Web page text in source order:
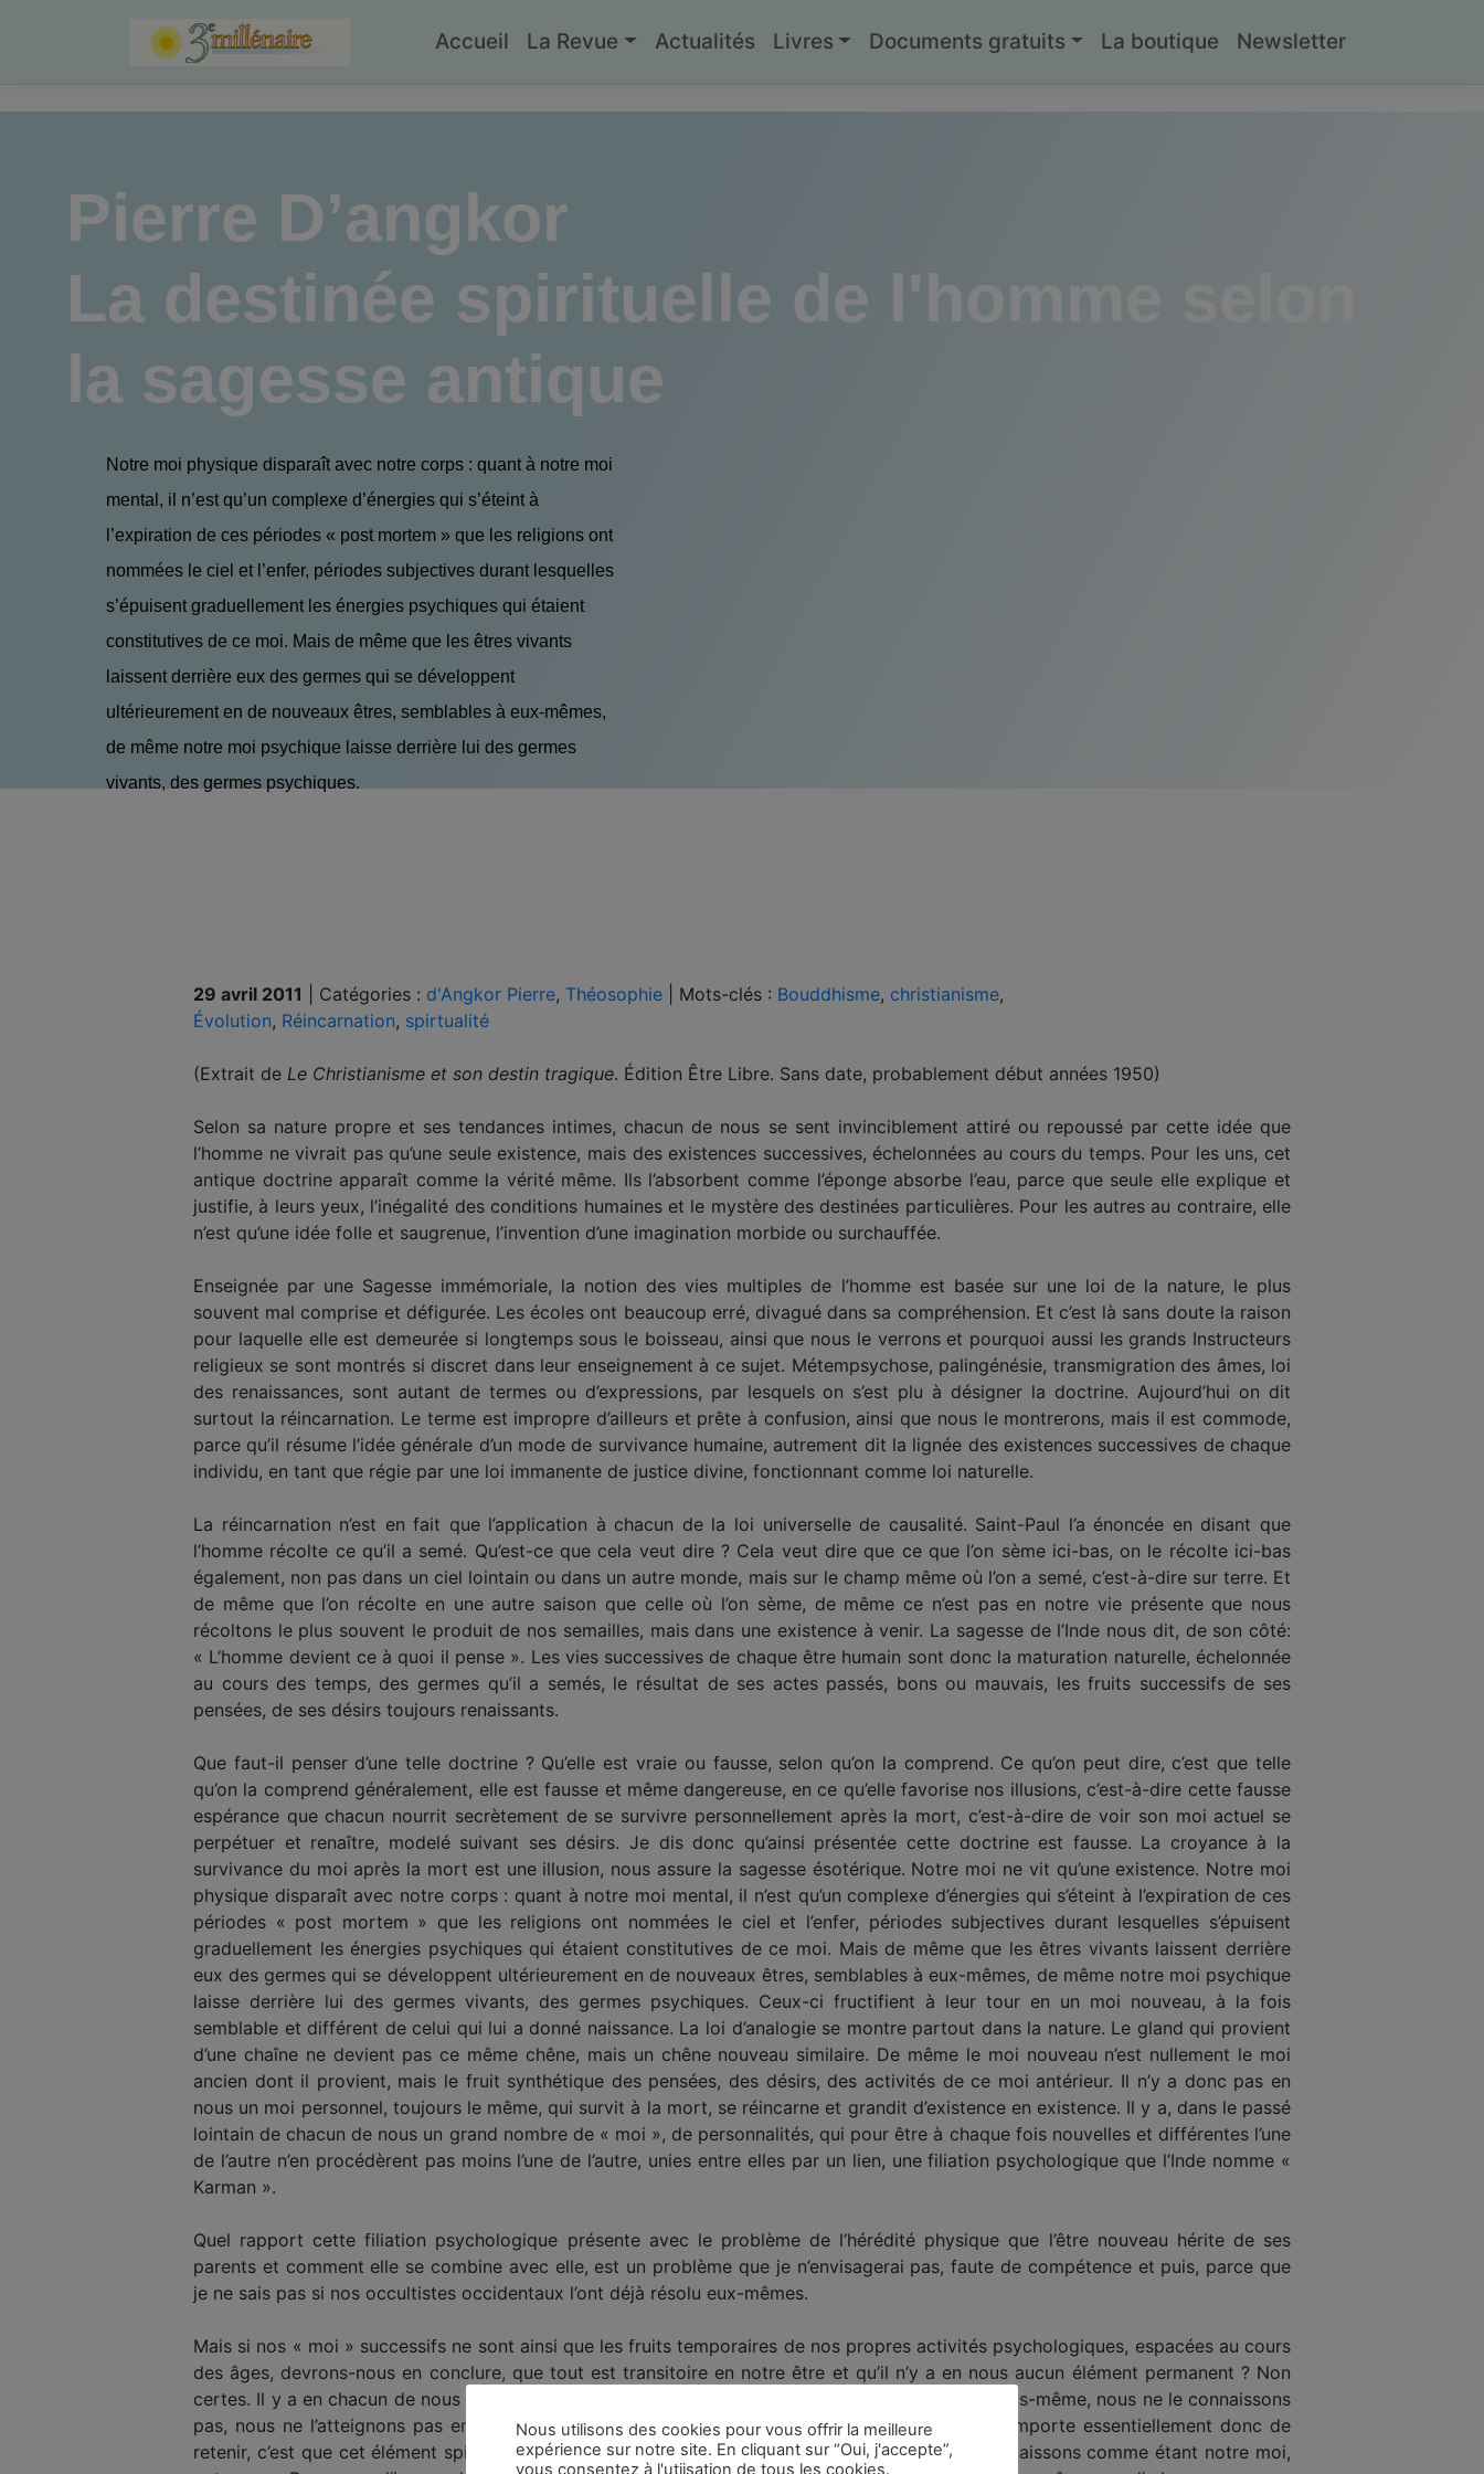
Accueil La Revue Actualités Livres Documents gratuits La boutique Newsletter
Pierre D’angkor
La destinée spirituelle de l'homme selon
la sagesse antique
Notre moi physique disparaît avec notre corps : quant à notre moi
mental, il n’est qu’un complexe d’énergies qui s’éteint à
l’expiration de ces périodes « post mortem » que les religions ont
nommées le ciel et l’enfer, périodes subjectives durant lesquelles
s’épuisent graduellement les énergies psychiques qui étaient
constitutives de ce moi. Mais de même que les êtres vivants
laissent derrière eux des germes qui se développent
ultérieurement en de nouveaux êtres, semblables à eux-mêmes,
de même notre moi psychique laisse derrière lui des germes
vivants, des germes psychiques.
29 avril 2011 Catégories : d'Angkor Pierre, Théosophie Mots-clés : Bouddhisme, christianisme,
Évolution, Réincarnation, spirtualité
(Extrait de Le Christianisme et son destin tragique. Édition Être Libre. Sans date, probablement début années 1950)
Selon sa nature propre et ses tendances intimes, chacun de nous se sent invinciblement attiré ou repoussé par cette idée que
l’homme ne vivrait pas qu’une seule existence, mais des existences successives, échelonnées au cours du temps. Pour les uns, cet
antique doctrine apparaît comme la vérité même. Ils l’absorbent comme l’éponge absorbe l’eau, parce que seule elle explique et
justifie, à leurs yeux, l’inégalité des conditions humaines et le mystère des destinées particulières. Pour les autres au contraire, elle
n’est qu’une idée folle et saugrenue, l’invention d’une imagination morbide ou surchauffée.
Enseignée par une Sagesse immémoriale, la notion des vies multiples de l’homme est basée sur une loi de la nature, le plus
souvent mal comprise et défigurée. Les écoles ont beaucoup erré, divagué dans sa compréhension. Et c’est là sans doute la raison
pour laquelle elle est demeurée si longtemps sous le boisseau, ainsi que nous le verrons et pourquoi aussi les grands Instructeurs
religieux se sont montrés si discret dans leur enseignement à ce sujet. Métempsychose, palingénésie, transmigration des âmes, loi
des renaissances, sont autant de termes ou d’expressions, par lesquels on s’est plu à désigner la doctrine. Aujourd’hui on dit
surtout la réincarnation. Le terme est impropre d’ailleurs et prête à confusion, ainsi que nous le montrerons, mais il est commode,
parce qu’il résume l’idée générale d’un mode de survivance humaine, autrement dit la lignée des existences successives de chaque
individu, en tant que régie par une loi immanente de justice divine, fonctionnant comme loi naturelle.
La réincarnation n’est en fait que l’application à chacun de la loi universelle de causalité. Saint-Paul l’a énoncée en disant que
l’homme récolte ce qu’il a semé. Qu’est-ce que cela veut dire ? Cela veut dire que ce que l’on sème ici-bas, on le récolte ici-bas
également, non pas dans un ciel lointain ou dans un autre monde, mais sur le champ même où l’on a semé, c’est-à-dire sur terre. Et
de même que l’on récolte en une autre saison que celle où l’on sème, de même ce n’est pas en notre vie présente que nous
récoltons le plus souvent le produit de nos semailles, mais dans une existence à venir. La sagesse de l’Inde nous dit, de son côté:
« L’homme devient ce à quoi il pense ». Les vies successives de chaque être humain sont donc la maturation naturelle, échelonnée
au cours des temps, des germes qu’il a semés, le résultat de ses actes passés, bons ou mauvais, les fruits successifs de ses
pensées, de ses désirs toujours renaissants.
Que faut-il penser d’une telle doctrine ? Qu’elle est vraie ou fausse, selon qu’on la comprend. Ce qu’on peut dire, c’est que telle
qu’on la comprend généralement, elle est fausse et même dangereuse, en ce qu’elle favorise nos illusions, c’est-à-dire cette fausse
espérance que chacun nourrit secrètement de se survivre personnellement après la mort, c’est-à-dire de voir son moi actuel se
perpétuer et renaître, modelé suivant ses désirs. Je dis donc qu’ainsi présentée cette doctrine est fausse. La croyance à la
survivance du moi après la mort est une illusion, nous assure la sagesse ésotérique. Notre moi ne vit qu’une existence. Notre moi
physique disparaît avec notre corps : quant à notre moi mental, il n’est qu’un complexe d’énergies qui s’éteint à l’expiration de ces
périodes « post mortem » que les religions ont nommées le ciel et l’enfer, périodes subjectives durant lesquelles s’épuisent
graduellement les énergies psychiques qui étaient constitutives de ce moi. Mais de même que les êtres vivants laissent derrière
eux des germes qui se développent ultérieurement en de nouveaux êtres, semblables à eux-mêmes, de même notre moi psychique
laisse derrière lui des germes vivants, des germes psychiques. Ceux-ci fructifient à leur tour en un moi nouveau, à la fois
semblable et différent de celui qui lui a donné naissance. La loi d’analogie se montre partout dans la nature. Le gland qui provient
d’une chaîne ne devient pas ce même chêne, mais un chêne nouveau similaire. De même le moi nouveau n’est nullement le moi
ancien dont il provient, mais le fruit synthétique des pensées, des désirs, des activités de ce moi antérieur. Il n’y a donc pas en
nous un moi personnel, toujours le même, qui survit à la mort, se réincarne et grandit d’existence en existence. Il y a, dans le passé
lointain de chacun de nous un grand nombre de « moi », de personnalités, qui pour être à chaque fois nouvelles et différentes l’une
de l’autre n’en procédèrent pas moins l’une de l’autre, unies entre elles par un lien, une filiation psychologique que l’Inde nomme «
Karman ».
Quel rapport cette filiation psychologique présente avec le problème de l’hérédité physique que l’être nouveau hérite de ses
parents et comment elle se combine avec elle, est un problème que je n’envisagerai pas, faute de compétence et puis, parce que
je ne sais pas si nos occultistes occidentaux l’ont déjà résolu eux-mêmes.
Mais si nos « moi » successifs ne sont ainsi que les fruits temporaires de nos propres activités psychologiques, espacées au cours
des âges, devrons-nous en conclure, que tout est transitoire en notre être et qu’il n’y a en nous aucun élément permanent ? Non
certes. Il y a en chacun de nous un Principe spirituel qui ne meurt jamais : mais ce Principe de nous-même, nous ne le connaissons
pas, nous ne l’atteignons pas encore : il est au-delà de notre conscience actuelle[1]. Ce qu’il importe essentiellement donc de
retenir, c’est que cet élément spirituel et transcendant de nous-même n’est pas ce que nous connaissons comme étant notre moi,
Nous utilisons des cookies pour vous offrir la meilleure
expérience sur notre site. En cliquant sur “Oui, j'accepte”,
vous consentez à l'utiisation de tous les cookies.